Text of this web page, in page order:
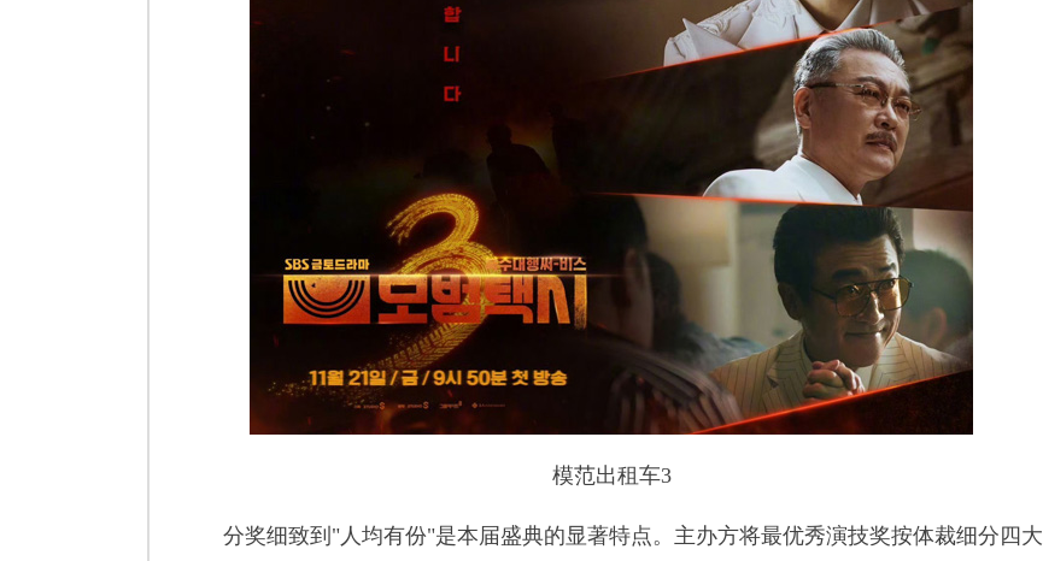
模范出租车3
分奖细致到"人均有份"是本届盛典的显著特点。主办方将最优秀演技奖按体裁细分四大